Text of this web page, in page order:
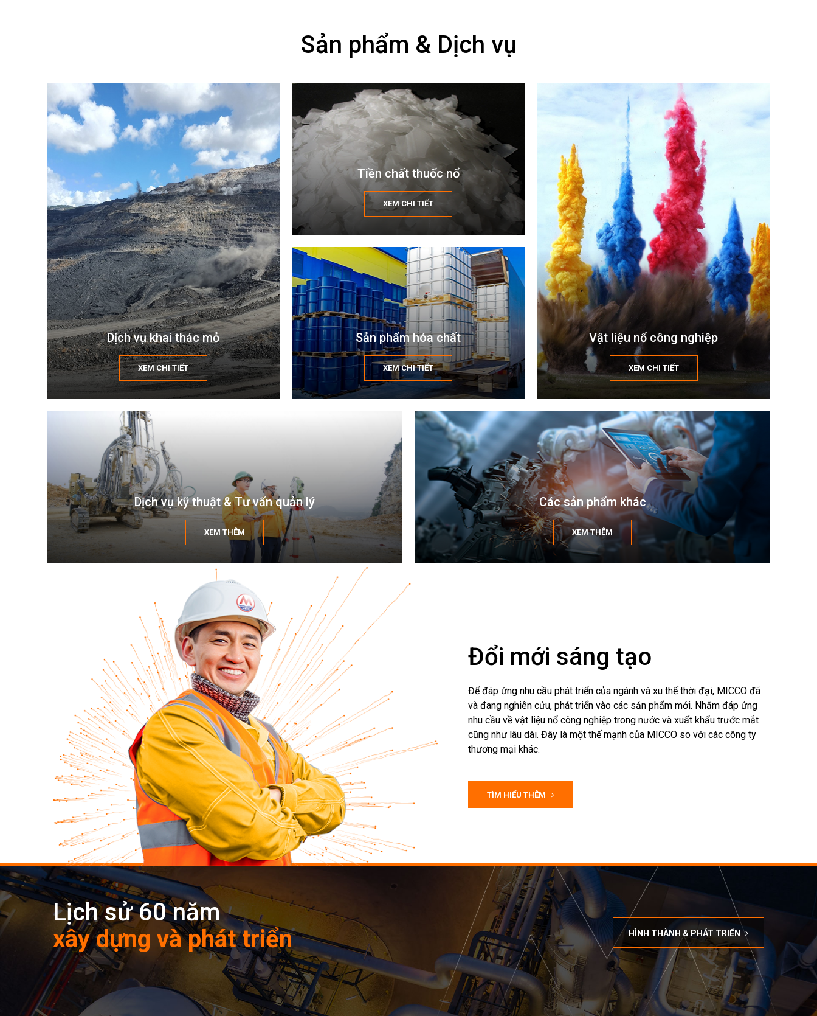
Sản phẩm & Dịch vụ
Dịch vụ khai thác mỏ
XEM CHI TIẾT
Tiền chất thuốc nổ
XEM CHI TIẾT
Sản phẩm hóa chất
XEM CHI TIẾT
Vật liệu nổ công nghiệp
XEM CHI TIẾT
Dịch vụ kỹ thuật & Tư vấn quản lý
XEM THÊM
Các sản phẩm khác
XEM THÊM
Đổi mới sáng tạo
Để đáp ứng nhu cầu phát triển của ngành và xu thế thời đại, MICCO đã
và đang nghiên cứu, phát triển vào các sản phẩm mới. Nhằm đáp ứng
nhu cầu về vật liệu nổ công nghiệp trong nước và xuất khẩu trước mắt
cũng như lâu dài. Đây là một thế mạnh của MICCO so với các công ty
thương mại khác.
TÌM HIỂU THÊM
Lịch sử 60 năm
xây dựng và phát triển
HÌNH THÀNH & PHÁT TRIỂN